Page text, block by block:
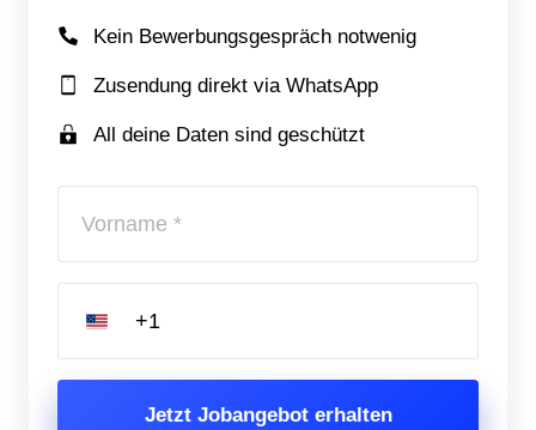
Kein Bewerbungsgespräch notwenig
Zusendung direkt via WhatsApp
All deine Daten sind geschützt
Jetzt Jobangebot erhalten